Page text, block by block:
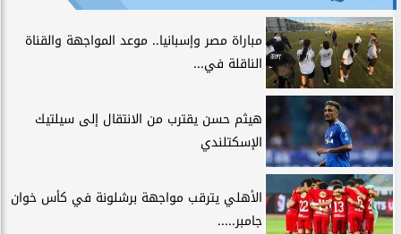
مباراة مصر وإسبانيا.. موعد المواجهة والقناة
الناقلة في...
هيثم حسن يقترب من الانتقال إلى سيلتيك
الإسكتلندي
الأهلي يترقب مواجهة برشلونة في كأس خوان
جامبر.....